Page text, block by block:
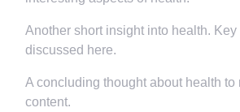
Another short insight into health.
discussed here.
A concluding thought about health to
content.